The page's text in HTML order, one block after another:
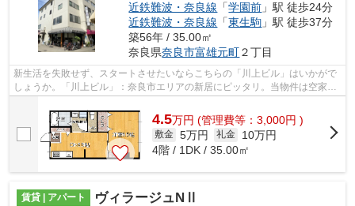
近鉄難波・奈良線 「学園前 」駅 徒歩24分
近鉄難波・奈良線 「東生駒 」駅 徒歩37分
築56年 / 35.00㎡
奈良県奈良市富雄元町２丁目
新生活を失敗せず、スタートさせたいならこちらの「川上ビル」はいかがで
しょうか。「川上ビル」：奈良市エリアの新居にピッタリ。当物件は空家で
4.5万円 (管理費等：3,000円 )
敷金 5万円 礼金
10万円
4階 / 1DK / 35.00㎡
賃貸 | アパート ヴィラージュNⅡ